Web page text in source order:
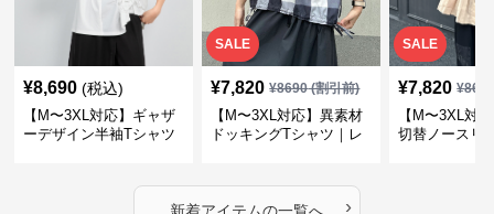
¥8,690 (税込)
【M〜3XL対応】ギャザ
ーデザイン半袖Tシャツ
SALE
¥7,820 ¥8690(割引前)
【M〜3XL対応】異素材
ドッキングTシャツ｜レ
カバー・大人モード
SALE
¥7,820 ¥
【M〜3XL対
切替ノースリ
›